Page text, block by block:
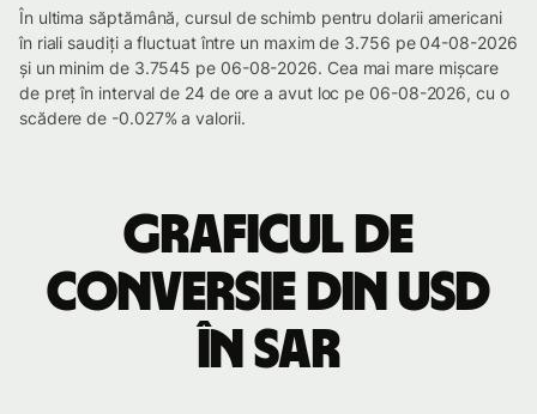
În ultima săptămână, cursul de schimb pentru dolarii americani
în riali saudiți a fluctuat între un maxim de 3.756 pe 04-08-2026
și un minim de 3.7545 pe 06-08-2026. Cea mai mare mișcare
de preț în interval de 24 de ore a avut loc pe 06-08-2026, cu o
scădere de -0.027% a valorii.
Graficul de
conversie din USD
în SAR